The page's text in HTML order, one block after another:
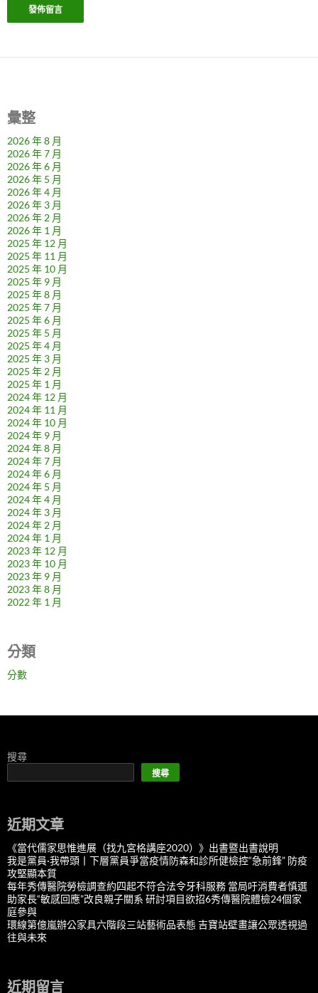
彙整
2026 年 8 月
2026 年 7 月
2026 年 6 月
2026 年 5 月
2026 年 4 月
2026 年 3 月
2026 年 2 月
2026 年 1 月
2025 年 12 月
2025 年 11 月
2025 年 10 月
2025 年 9 月
2025 年 8 月
2025 年 7 月
2025 年 6 月
2025 年 5 月
2025 年 4 月
2025 年 3 月
2025 年 2 月
2025 年 1 月
2024 年 12 月
2024 年 11 月
2024 年 10 月
2024 年 9 月
2024 年 8 月
2024 年 7 月
2024 年 6 月
2024 年 5 月
2024 年 4 月
2024 年 3 月
2024 年 2 月
2024 年 1 月
2023 年 12 月
2023 年 10 月
2023 年 9 月
2023 年 8 月
2022 年 1 月
分類
分數
搜尋
搜尋
近期文章
《當代儒家思惟進展（找九宮格講座2020）》出書暨出書說明
我是黨員·我帶頭丨下層黨員爭當疫情防森和診所健檢控“急前鋒” 防疫
攻堅顯本質
每年秀傳醫院勞檢調查約四起不符合法令牙科服務 當局吁消費者慎選
助家長“敏感回應”改良親子關系 研討項目欲招6秀傳醫院體檢24個家
庭參與
環線第億嵐辦公家具六階段三站藝術品表態 吉寶站壁畫讓公眾透視過
往與未來
近期留言